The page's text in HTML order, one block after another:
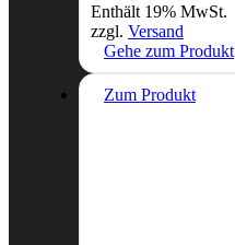
Enthält 19% MwSt.
zzgl. Versand
Gehe zum Produkt
Zum Produkt